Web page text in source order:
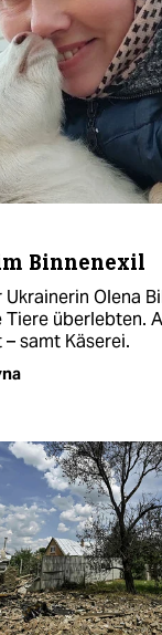
Binnenexil
Ukrainerin Olena
Tiere überlebten.
samt Käserei.